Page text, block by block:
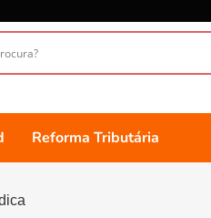
Reforma Tributária